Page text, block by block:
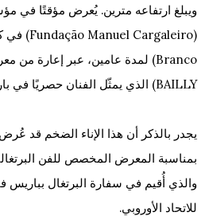
ويبلغ ارتفاعه مترين. يُعرض مؤقتًا في
BAILLY) الذي يمثّل الفنان حصريًا في باريس.
بمناسبة المعرض المخصص للفن
والذي أُقيم في سفارة البرتغال بباريس
للاتحاد الأوروبي.